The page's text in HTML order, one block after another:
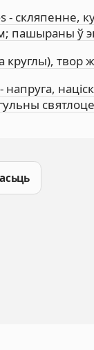
- скляпенне,
пашыраны ў
круглы),
напруга,